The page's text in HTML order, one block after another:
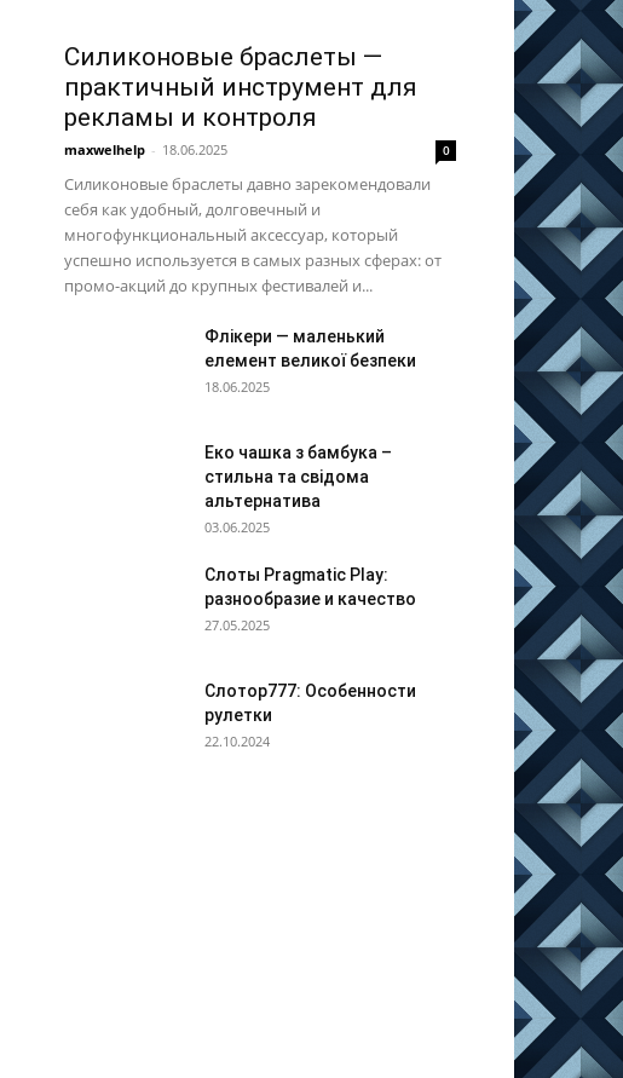
Силиконовые браслеты —
практичный инструмент для
рекламы и контроля
maxwelhelp - 18.06.2025 0
Силиконовые браслеты давно зарекомендовали
себя как удобный, долговечный и
многофункциональный аксессуар, который
успешно используется в самых разных сферах: от
промо-акций до крупных фестивалей и...
Флікери — маленький
елемент великої безпеки
18.06.2025
Еко чашка з бамбука –
стильна та свідома
альтернатива
03.06.2025
Слоты Pragmatic Play:
разнообразие и качество
27.05.2025
Слотор777: Особенности
рулетки
22.10.2024